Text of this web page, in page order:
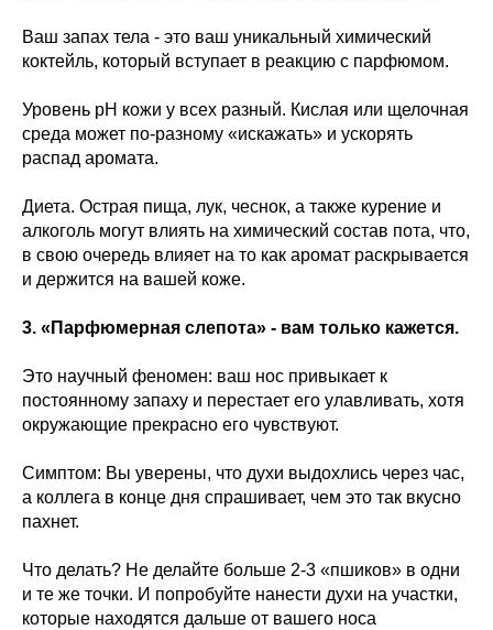
Ваш запах тела - это ваш уникальный химический
коктейль, который вступает в реакцию с парфюмом.
Уровень pH кожи у всех разный. Кислая или щелочная
среда может по-разному «искажать» и ускорять
распад аромата.
Диета. Острая пища, лук, чеснок, а также курение и
алкоголь могут влиять на химический состав пота, что,
в свою очередь влияет на то как аромат раскрывается
и держится на вашей коже.
3. «Парфюмерная слепота» - вам только кажется.
Это научный феномен: ваш нос привыкает к
постоянному запаху и перестает его улавливать, хотя
окружающие прекрасно его чувствуют.
Симптом: Вы уверены, что духи выдохлись через час,
а коллега в конце дня спрашивает, чем это так вкусно
пахнет.
Что делать? Не делайте больше 2-3 «пшиков» в одни
и те же точки. И попробуйте нанести духи на участки,
которые находятся дальше от вашего носа